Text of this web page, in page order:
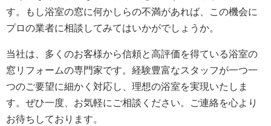
す。もし浴室の窓に何かしらの不満があれば、この機会に
プロの業者に相談してみてはいかがでしょうか。
当社は、多くのお客様から信頼と高評価を得ている浴室の
窓リフォームの専門家です。経験豊富なスタッフが一つ一
つのご要望に細かく対応し、理想の浴室を実現いたしま
す。ぜひ一度、お気軽にご相談ください。ご連絡を心より
お待ちしております。